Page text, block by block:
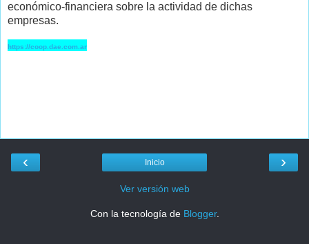
económico-financiera sobre la actividad de dichas
empresas.
https://coop.dae.com.ar
‹ ›
Inicio
Ver versión web
Con la tecnología de Blogger.